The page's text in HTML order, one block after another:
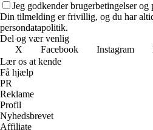
Jeg godkender brugerbetingelser
Din tilmelding er frivillig, og du har
persondatapolitik.
Del og vær venlig
X
Facebook Instagram
Lær os at kende
Få hjælp
PR
Reklame
Profil
Nyhedsbrevet
Affiliate